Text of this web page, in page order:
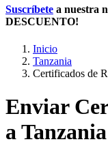
Suscríbete a nuestra
DESCUENTO!
Inicio
Tanzania
Certificados de
Enviar
a Tanzania